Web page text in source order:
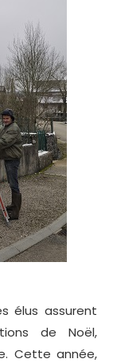
élus assurent
de Noël,
Cette année,